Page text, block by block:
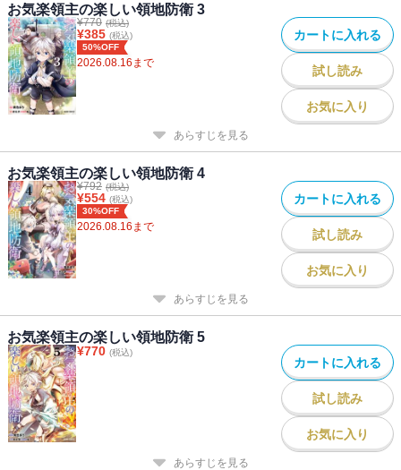
お気楽領主の楽しい領地防衛 3
¥770 (税込)
¥385 (税込)
50%OFF
2026.08.16 まで
カートに入れる
試し読み
お気に入り
あらすじを見る
お気楽領主の楽しい領地防衛 4
¥792 (税込)
¥554 (税込)
30%OFF
2026.08.16 まで
カートに入れる
試し読み
お気に入り
あらすじを見る
お気楽領主の楽しい領地防衛 5
¥770 (税込)
カートに入れる
試し読み
お気に入り
あらすじを見る